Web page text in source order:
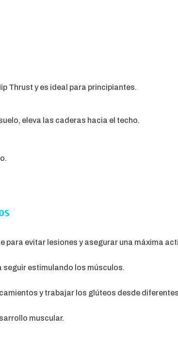
Thrust y es ideal para principiantes.
eleva las caderas hacia el techo.
evitar lesiones y asegurar una máxima
seguir estimulando los músculos.
y trabajar los glúteos desde
muscular.